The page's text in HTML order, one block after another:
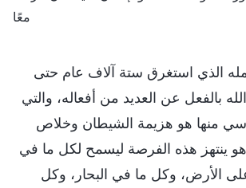
معًا
الذي استغرق ستة آلاف عام حتى
بالفعل عن العديد من أفعاله، والتي
منها هو هزيمة الشيطان وخلاص
ينتهز هذه الفرصة ليسمح لكل ما في
الأرض، وكل ما في البحار، وكل